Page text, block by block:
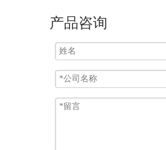
产品咨询